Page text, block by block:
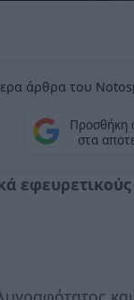
άρθρα του
Προσθήκη
στα